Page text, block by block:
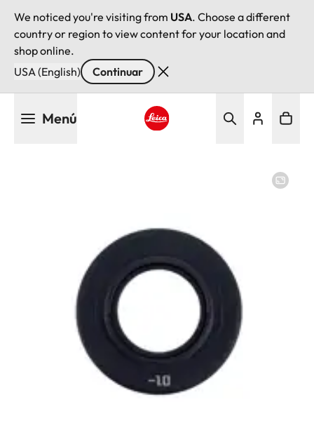
We noticed you're visiting from USA. Choose a different
country or region to view content for your location and
shop online.
USA (English)
Continuar
Menú